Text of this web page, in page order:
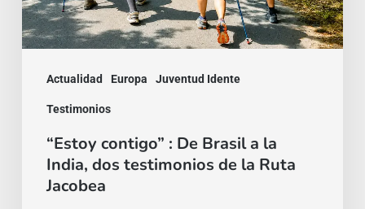
Actualidad Europa Juventud Idente
Testimonios
la
India,
Ruta
Jacobea
“Estoy contigo” : De Brasil a la
India, dos testimonios de la Ruta
Jacobea